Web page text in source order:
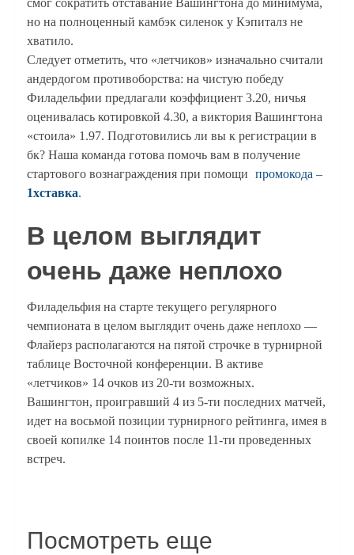
смог сократить отставание Вашингтона до минимума,
но на полноценный камбэк силенок у Кэпиталз не
хватило.
Следует отметить, что «летчиков» изначально считали
андердогом противоборства: на чистую победу
Филадельфии предлагали коэффициент 3.20, ничья
оценивалась котировкой 4.30, а виктория Вашингтона
«стоила» 1.97. Подготовились ли вы к регистрации в
бк? Наша команда готова помочь вам в получение
стартового вознаграждения при помощи промокода –
1хставка.
В целом выглядит
очень даже неплохо
Филадельфия на старте текущего регулярного
чемпионата в целом выглядит очень даже неплохо —
Флайерз располагаются на пятой строчке в турнирной
таблице Восточной конференции. В активе
«летчиков» 14 очков из 20-ти возможных.
Вашингтон, проигравший 4 из 5-ти последних матчей,
идет на восьмой позиции турнирного рейтинга, имея в
своей копилке 14 поинтов после 11-ти проведенных
встреч.
Посмотреть еще